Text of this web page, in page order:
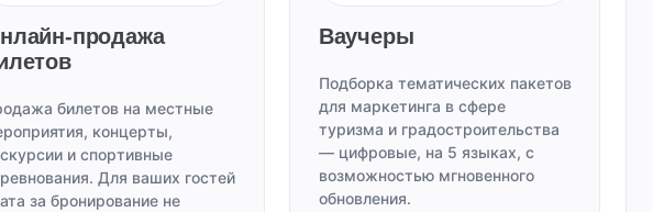
продажа
билетов на местные
концерты,
и спортивные
Для ваших гостей
за бронирование не
Ваучеры
Подборка тематических пакетов
для маркетинга в сфере
туризма и градостроительства
— цифровые, на 5 языках, с
возможностью мгновенного
обновления.